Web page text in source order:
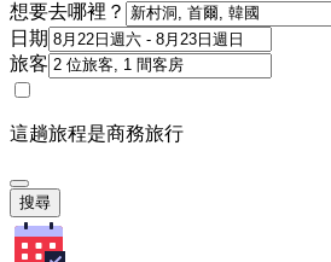
想要去哪裡？
日期
旅客
這趟旅程是商務旅行
搜尋